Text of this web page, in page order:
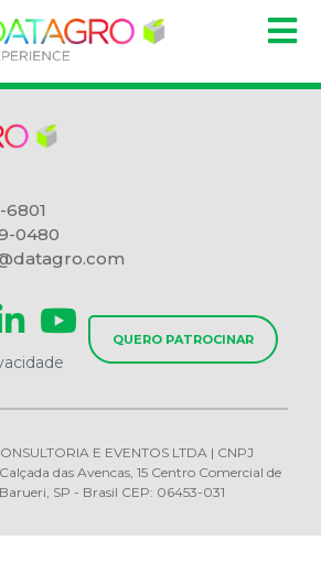
6801
0480
QUERO PATROCINAR
E EVENTOS LTDA | CNPJ
das Avencas, 15 Centro Comercial de
SP - Brasil CEP: 06453-031